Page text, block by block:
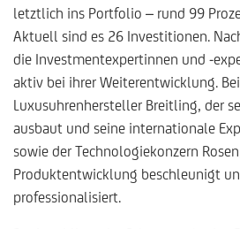
letztlich ins Portfolio – rund 99
Aktuell sind es 26 Investitionen.
die Investmentexpertinnen und -
aktiv bei ihrer Weiterentwicklung.
Luxusuhrenhersteller Breitling, der
ausbaut und seine internationale
sowie der Technologiekonzern
Produktentwicklung beschleunigt
professionalisiert.